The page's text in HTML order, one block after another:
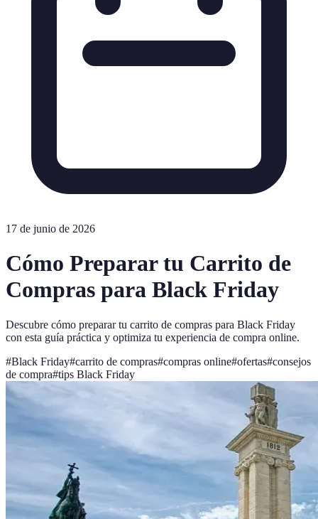
17 de junio de 2026
Cómo Preparar tu Carrito de
Compras para Black Friday
Descubre cómo preparar tu carrito de compras para Black Friday
con esta guía práctica y optimiza tu experiencia de compra online.
#Black Friday#carrito de compras#compras online#ofertas#consejos
de compra#tips Black Friday